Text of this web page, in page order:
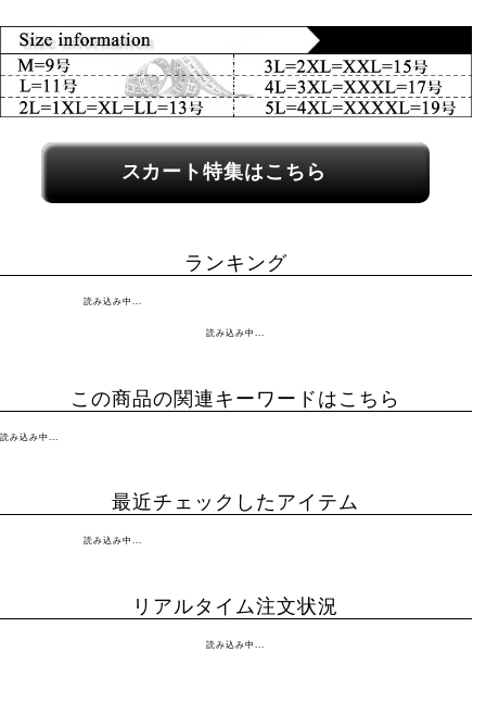
関連カテゴリーへのリンク
スカート特集はこちら
ランキング
読み込み中...
読み込み中...
この商品の関連キーワードはこちら
読み込み中...
最近チェックしたアイテム
読み込み中...
リアルタイム注文状況
読み込み中...